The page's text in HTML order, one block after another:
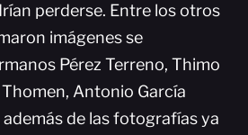
perderse. Entre los otros
imágenes se
Pérez Terreno, Thimo
Antonio García
de las fotografías ya